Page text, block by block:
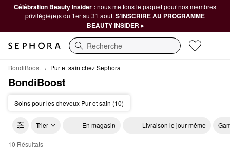
Célébration Beauty Insider : nous mettons le paquet pour nos membres
privilégié(e)s du 1er au 31 août. S’INSCRIRE AU PROGRAMME
BEAUTY INSIDER ▸
Recherche
BondiBoost Pur et sain chez Sephora
BondiBoost
Soins pour les cheveux Pur et sain (10)
Trier En magasin Livraison le jour même
BondiBoost Pur et sain chez Sephora
10 Résultats